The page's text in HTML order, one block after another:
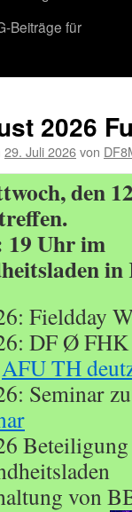
Beiträge für
2026
29. Juli 2026von
den
19 Uhr im
Fieldday
DF Ø
AFU TH
Seminar
von